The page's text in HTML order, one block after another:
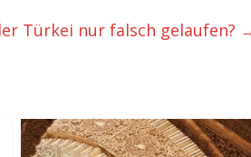
Türkei nur falsch gelaufen?